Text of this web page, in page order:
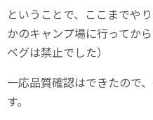
ということで、ここまでや
かのキャンプ場に行ってか
ペグは禁止でした）
一応品質確認はできたので
す。